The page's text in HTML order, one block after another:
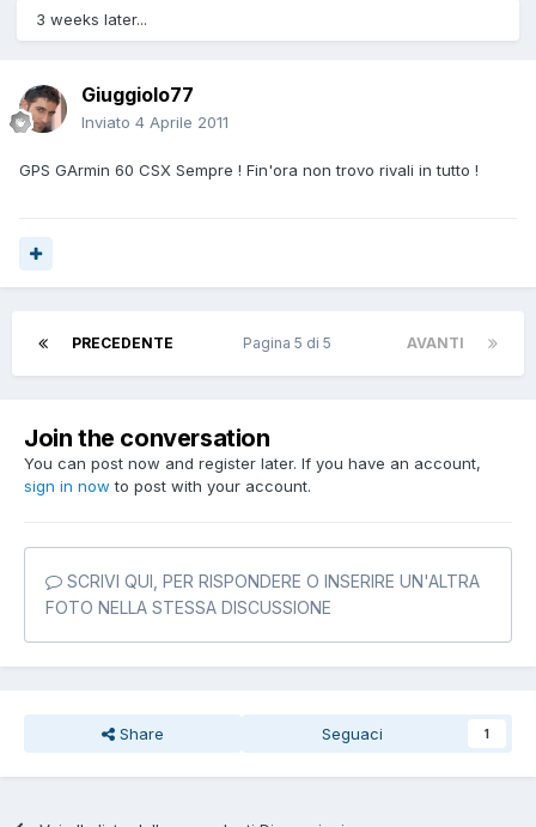
3 weeks later...
Giuggiolo77
Inviato 4 Aprile 2011
GPS GArmin 60 CSX Sempre ! Fin'ora non trovo rivali in tutto !
PRECEDENTE AVANTI
Pagina 5 di 5
Join the conversation
You can post now and register later. If you have an account,
sign in now to post with your account.
SCRIVI QUI, PER RISPONDERE O INSERIRE UN'ALTRA
FOTO NELLA STESSA DISCUSSIONE
Share Seguaci 1